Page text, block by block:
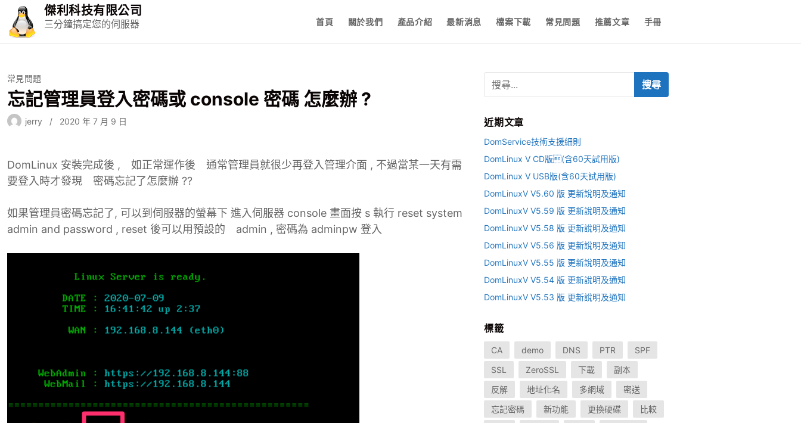
傑利科技有限公司
三分鐘搞定您的伺服器 首頁 關於我們 產品介紹 最新消息 檔案下載 常見問題 推薦文章 手冊
常見問題
忘記管理員登入密碼或 console 密碼 怎麼辦 ?
jerry 2020 年 7 月 9 日
DomLinux 安裝完成後 , 如正常運作後 通常管理員就很少再登入管理介面 , 不過當某一天有需
要登入時才發現 密碼忘記了怎麼辦 ??
如果管理員密碼忘記了, 可以到伺服器的螢幕下 進入伺服器 console 畫面按 s 執行 reset system
admin and password , reset 後可以用預設的 admin , 密碼為 adminpw 登入
鍵
字
:
近期文章
DomService技術支援細則
DomLinux V CD版(含60天試用版)
DomLinux V USB版(含60天試用版)
DomLinuxV V5.60 版 更新說明及通知
DomLinuxV V5.59 版 更新說明及通知
DomLinuxV V5.58 版 更新說明及通知
DomLinuxV V5.56 版 更新說明及通知
DomLinuxV V5.55 版 更新說明及通知
DomLinuxV V5.54 版 更新說明及通知
DomLinuxV V5.53 版 更新說明及通知
標籤
CA demo DNS PTR
SPF
SSL
ZeroSSL 下載
副本
反解
地址化名 多網域
密送
忘記密碼
新功能 更換硬碟
比較